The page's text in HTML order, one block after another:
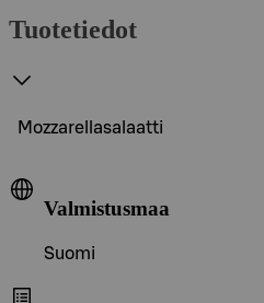
Tuotetiedot
Mozzarellasalaatti
Valmistusmaa
Suomi